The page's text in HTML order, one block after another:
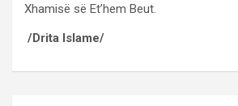
Xhamisë së Et’hem Beut.
/Drita Islame/